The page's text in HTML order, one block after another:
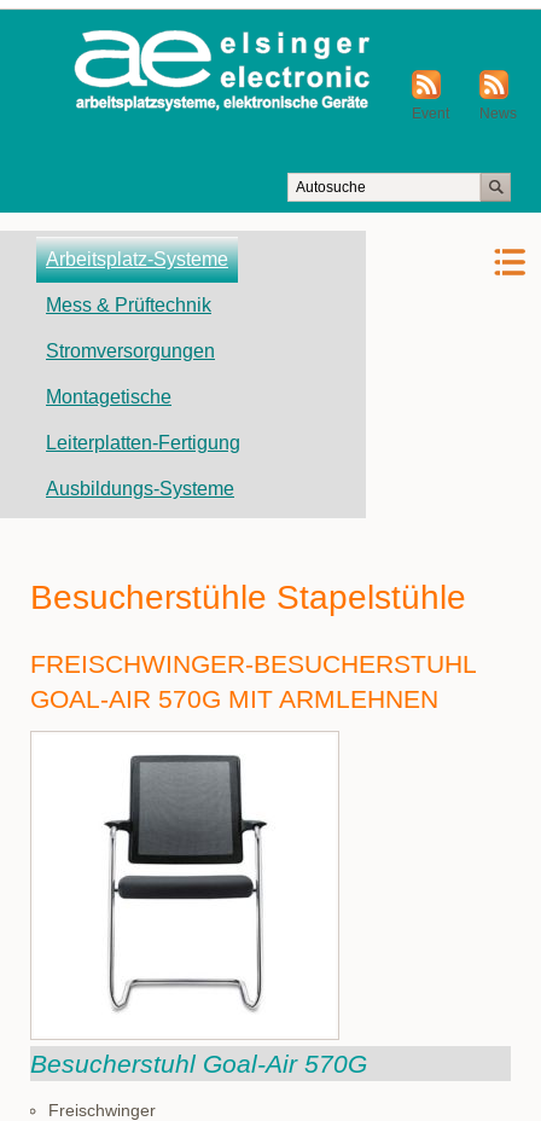
News
Event
Navigation
überspringen
Arbeitsplatz-Systeme
Mess & Prüftechnik
Stromversorgungen
Montagetische
Leiterplatten-Fertigung
Ausbildungs-Systeme
Besucherstühle Stapelstühle
FREISCHWINGER-BESUCHERSTUHL
GOAL-AIR 570G MIT ARMLEHNEN
Besucherstuhl Goal-Air 570G
Freischwinger